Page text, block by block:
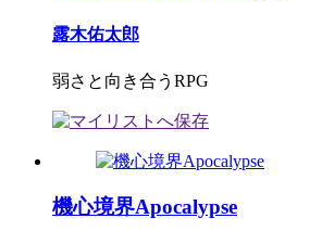
露木佑太郎
弱さと向き合うRPG
機心境界Apocalypse